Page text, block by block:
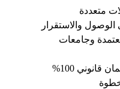
متعددة
والاستقرار
وجامعات
100%